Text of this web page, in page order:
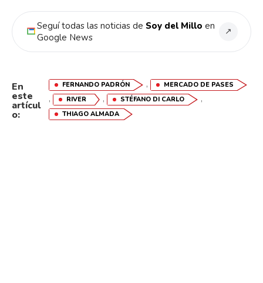
Seguí todas las noticias de Soy del Millo en
Google News
↗
En
este
artícul
o:
FERNANDO PADRÓN , MERCADO DE PASES
, RIVER , STÉFANO DI CARLO ,
THIAGO ALMADA